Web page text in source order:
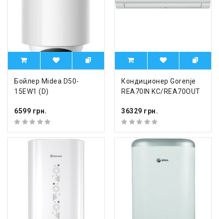
Бойлер Midea D50-
15EW1 (D)
6599 грн.
Кондиционер Gorenje
REA70IN KC/REA70OUT
36329 грн.